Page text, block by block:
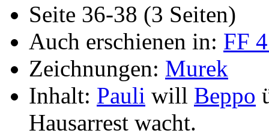
Seite 36-38 (3 Seiten)
Auch erschienen in: FF
Zeichnungen: Murek
Inhalt: Pauli will Beppo
Hausarrest wacht.